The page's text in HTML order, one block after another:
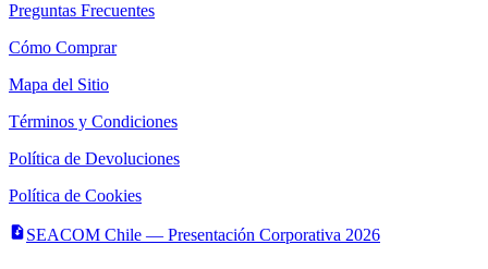
Preguntas Frecuentes
Cómo Comprar
Mapa del Sitio
Términos y Condiciones
Política de Devoluciones
Política de Cookies
SEACOM Chile — Presentación Corporativa 2026